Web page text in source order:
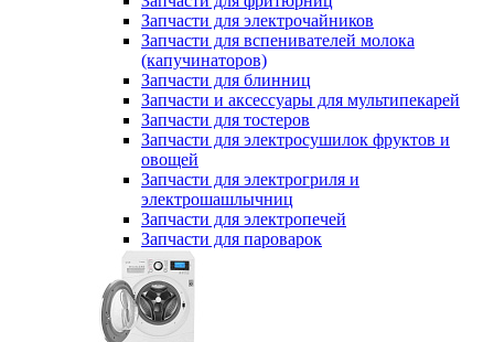
Запчасти для электрочайников
Запчасти для вспенивателей молока
(капучинаторов)
Запчасти для блинниц
Запчасти и аксессуары для мультипекарей
Запчасти для тостеров
Запчасти для электросушилок фруктов и
овощей
Запчасти для электрогриля и
электрошашлычниц
Запчасти для электропечей
Запчасти для пароварок